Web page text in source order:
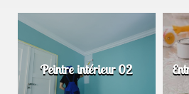
Peintre intérieur 02